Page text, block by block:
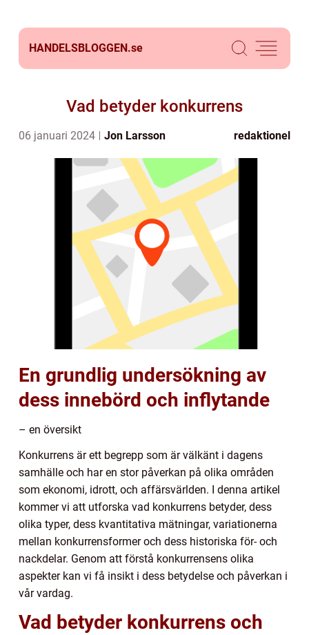
HANDELSBLOGGEN.se
Vad betyder konkurrens
06 januari 2024 Jon Larsson redaktionel
En grundlig undersökning av
dess innebörd och inflytande
– en översikt
Konkurrens är ett begrepp som är välkänt i dagens
samhälle och har en stor påverkan på olika områden
som ekonomi, idrott, och affärsvärlden. I denna artikel
kommer vi att utforska vad konkurrens betyder, dess
olika typer, dess kvantitativa mätningar, variationerna
mellan konkurrensformer och dess historiska för- och
nackdelar. Genom att förstå konkurrensens olika
aspekter kan vi få insikt i dess betydelse och påverkan i
vår vardag.
Vad betyder konkurrens och